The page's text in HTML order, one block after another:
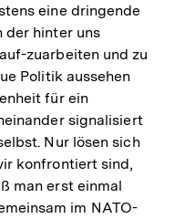
eine dringende
der hinter uns
zuarbeiten und zu
Politik aussehen
für ein
signalisiert
Nur lösen sich
konfrontiert sind,
man erst einmal
im NATO-